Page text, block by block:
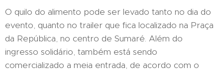
O quilo do alimento pode ser levado tanto no dia do
evento, quanto no trailer que fica localizado na Praça
da República, no centro de Sumaré. Além do
ingresso solidário, também está sendo
comercializado a meia entrada, de acordo com o